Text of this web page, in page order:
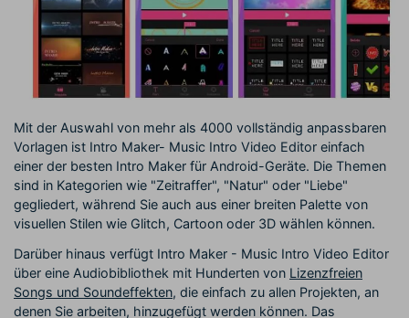
Mit der Auswahl von mehr als 4000 vollständig anpassbaren
Vorlagen ist Intro Maker- Music Intro Video Editor einfach
einer der besten Intro Maker für Android-Geräte. Die Themen
sind in Kategorien wie "Zeitraffer", "Natur" oder "Liebe"
gegliedert, während Sie auch aus einer breiten Palette von
visuellen Stilen wie Glitch, Cartoon oder 3D wählen können.
Darüber hinaus verfügt Intro Maker - Music Intro Video Editor
über eine Audiobibliothek mit Hunderten von Lizenzfreien
Songs und Soundeffekten, die einfach zu allen Projekten, an
denen Sie arbeiten, hinzugefügt werden können. Das